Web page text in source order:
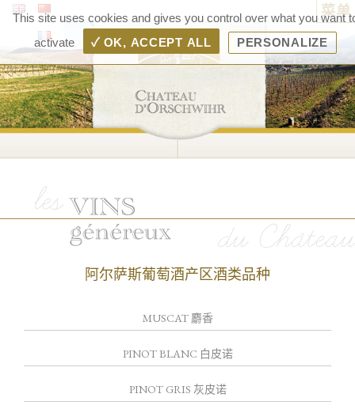
–
菜单
阿尔萨斯葡萄酒产区酒类品种
MUSCAT 麝香
PINOT BLANC 白皮诺
PINOT GRIS 灰皮诺
This site uses cookies and gives you control over what you want
activate
✓ OK, ACCEPT ALL PERSONALIZE